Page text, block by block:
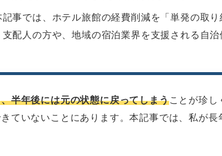
事では、ホテル旅館の経費削減を「単発の取
配人の方や、地域の宿泊業界を支援される自
半年後には元の状態に戻ってしまうことが珍し
ていないことにあります。本記事では、私が